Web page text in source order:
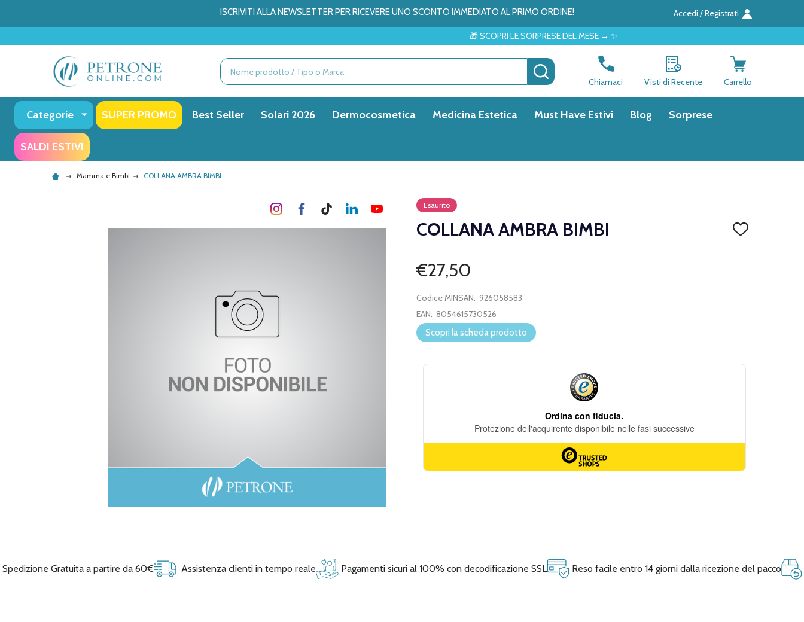
ISCRIVITI ALLA NEWSLETTER PER RICEVERE UNO SCONTO IMMEDIATO AL PRIMO ORDINE! Accedi / Registrati
🎁 SCOPRI LE SORPRESE DEL MESE → ✨
Ricerca CERCA
Chiamaci Visti di Recente Carrello
Categorie SUPER PROMO Best Seller Solari 2026 Dermocosmetica Medicina Estetica Must Have Estivi Blog Sorprese
SALDI ESTIVI
Mamma e Bimbi COLLANA AMBRA BIMBI
Esaurito
COLLANA AMBRA BIMBI
AGGIUNGI
€27,50
Codice MINSAN: 926058583
EAN: 8054615730526
Scopri la scheda prodotto
Spedizione Gratuita a partire da 60€ Assistenza clienti in tempo reale Pagamenti sicuri al 100% con decodificazione SSL Reso facile entro 14 giorni dalla ricezione del pacco